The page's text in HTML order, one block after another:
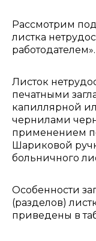
Рассмотрим
листка
работодателем».
Листок
печатными
капиллярной
чернилами
применением
Шариковой
больничного
Особенности
(разделов)
приведены в